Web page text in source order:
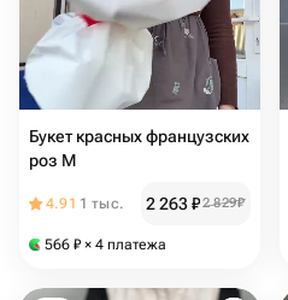
Букет красных французских
роз M
4.91 1 тыс. 2 263₽2 829₽
566 ₽ × 4 платежа